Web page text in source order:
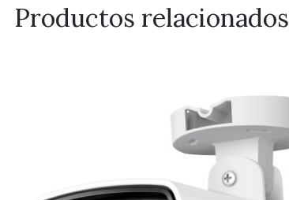
Productos relacionados